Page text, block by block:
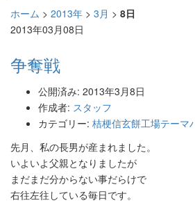
ホーム > 2013年 > 3月 > 8日
2013年03月08日
争奪戦
公開済み: 2013年3月8日
作成者: スタッフ
カテゴリー: 桔梗信玄餅工場テーマ
先月、私の長男が産まれました。
いよいよ父親となりましたが
まだまだ分からない事だらけで
右往左往している毎日です。